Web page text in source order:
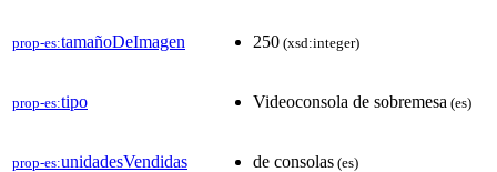
prop-es:tamañoDeImagen 250 (xsd:integer)
prop-es:tipo Videoconsola de sobremesa (es)
prop-es:unidadesVendidas de consolas (es)